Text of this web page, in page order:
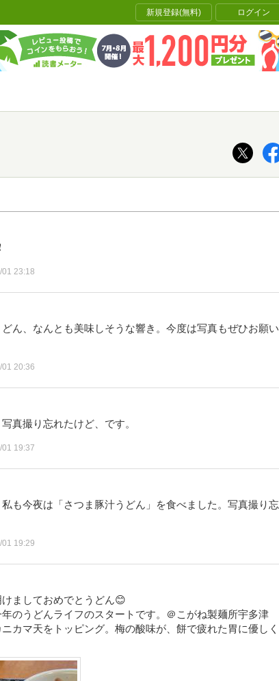
新規登録(無料) ログイン
23:18
ん、なんとも美味しそうな響き。今度は写真もぜひお願い
20:36
真撮り忘れたけど、です。
19:37
も今夜は「さつま豚汁うどん」を食べました。写真撮り忘
19:29
ましておめでとうどん😊
のうどんライフのスタートです。＠こがね製麺所宇多津
カマ天をトッピング。梅の酸味が、餅で疲れた胃に優しく